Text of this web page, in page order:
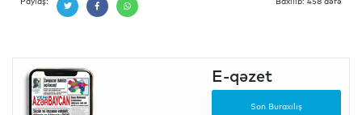
E-qəzet
Son Buraxılış